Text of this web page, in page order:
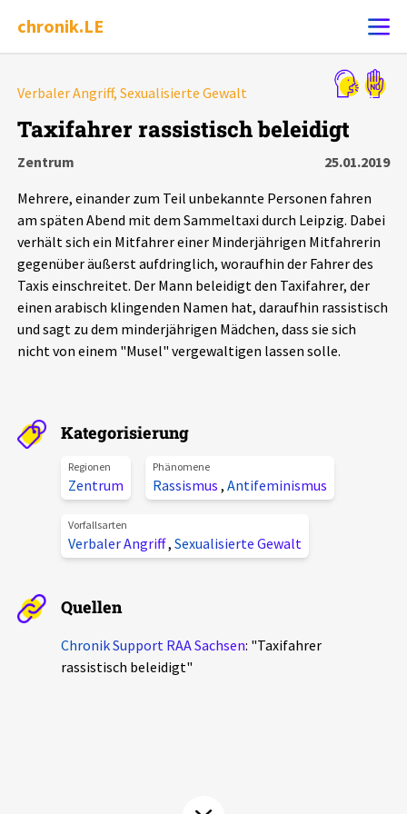
chronik.LE
Ereignis melden
Chronik
Dossiers
Leipziger Zustände
Schlaglichter
Aktuelles
Alle Beiträge
Pressemitteilungen
Über uns
Projektbeschreibung
Unterstützer_innen
Spenden
chronik.LE in der Presse
Verbaler Angriff, Sexualisierte Gewalt
Taxifahrer rassistisch beleidigt
Zentrum
25.01.2019
Mehrere, einander zum Teil unbekannte Personen fahren
am späten Abend mit dem Sammeltaxi durch Leipzig. Dabei
verhält sich ein Mitfahrer einer Minderjährigen Mitfahrerin
gegenüber äußerst aufdringlich, woraufhin der Fahrer des
Taxis einschreitet. Der Mann beleidigt den Taxifahrer, der
einen arabisch klingenden Namen hat, daraufhin rassistisch
und sagt zu dem minderjährigen Mädchen, dass sie sich
nicht von einem "Musel" vergewaltigen lassen solle.
Kategorisierung
Regionen
Zentrum
Phänomene
Rassismus , Antifeminismus
Vorfallsarten
Verbaler Angriff, Sexualisierte Gewalt
Quellen
Chronik Support RAA Sachsen: "Taxifahrer
rassistisch beleidigt"
Alle Ereignisse
Ereignisse
Ereignisse
Exportieren Filter Erklärungen